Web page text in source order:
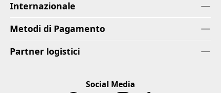
Internazionale
Metodi di Pagamento
Partner logistici
Social Media